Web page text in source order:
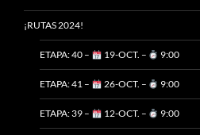
¡RUTAS 2024!
ETAPA: 40 – 19-OCT. – 9:00
ETAPA: 41 – 26-OCT. – 9:00
ETAPA: 39 – 12-OCT. – 9:00